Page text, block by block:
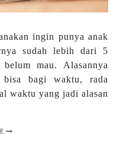
ingin punya anak
sudah lebih dari 5
mau. Alasannya
bagi waktu, rada
waktu yang jadi alasan